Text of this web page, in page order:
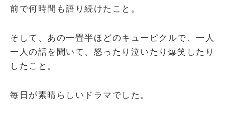
前で何時間も語り続けたこと。
そして、あの一畳半ほどのキューピクルで、一人
一人の話を聞いて、怒ったり泣いたり爆笑したり
したこと。
毎日が素晴らしいドラマでした。